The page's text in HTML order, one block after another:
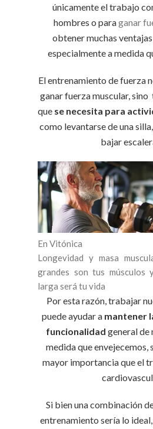
únicamente el trabajo
hombres o paraganar
obtener muchas
especialmente a medida
El entrenamiento de fuerza
ganar fuerza muscular,
que se necesita para
como levantarse de una
bajar
En Vitónica
Longevidad y masa
grandes son tus músculos
larga será tu vida
Por esta razón, trabajar
puede ayudar a mantener
funcionalidad general de
medida que envejecemos,
mayor importancia que el
Si bien una combinación
entrenamiento sería lo